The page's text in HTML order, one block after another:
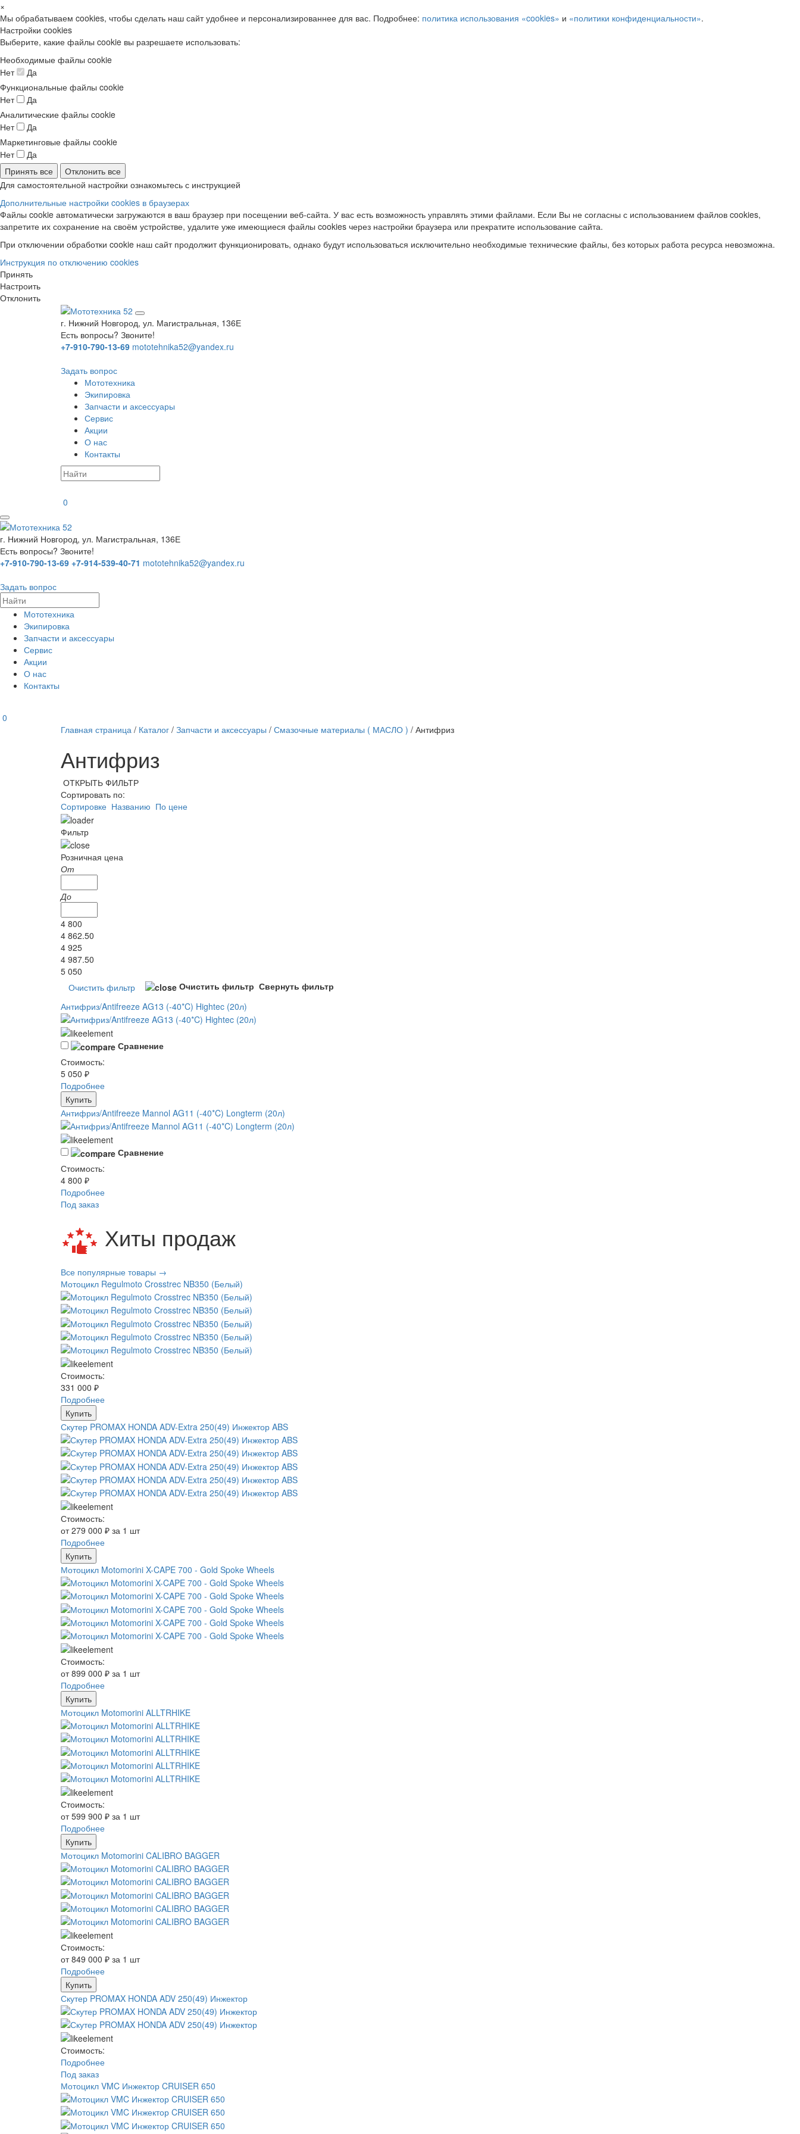
×
Мы обрабатываем cookies, чтобы сделать наш сайт удобнее и персонализированнее для вас. Подробнее: политика использования «cookies» и «политики конфиденциальности».
Настройки cookies
Выберите, какие файлы cookie вы разрешаете использовать:
Необходимые файлы cookie
Нет
Да
Функциональные файлы cookie
Нет
Да
Аналитические файлы cookie
Нет
Да
Маркетинговые файлы cookie
Нет
Да
Принять все
Отклонить все
Для самостоятельной настройки ознакомьтесь с инструкцией
Дополнительные настройки cookies в браузерах
Файлы cookie автоматически загружаются в ваш браузер при посещении веб-сайта. У вас есть возможность управлять этими файлами. Если Вы не согласны с использованием файлов cookies,
запретите их сохранение на своём устройстве, удалите уже имеющиеся файлы cookies через настройки браузера или прекратите использование сайта.
При отключении обработки cookie наш сайт продолжит функционировать, однако будут использоваться исключительно необходимые технические файлы, без которых работа ресурса невозможна.
Инструкция по отключению cookies
Принять
Настроить
Отклонить
г. Нижний Новгород, ул. Магистральная, 136Е
Есть вопросы? Звоните!
+7-910-790-13-69 mototehnika52@yandex.ru
Задать вопрос
Мототехника
Экипировка
Запчасти и аксессуары
Сервис
Акции
О нас
Контакты
0
г. Нижний Новгород, ул. Магистральная, 136Е
Есть вопросы? Звоните!
+7-910-790-13-69 +7-914-539-40-71 mototehnika52@yandex.ru
Задать вопрос
Мототехника
Экипировка
Запчасти и аксессуары
Сервис
Акции
О нас
Контакты
0
Главная страница / Каталог / Запчасти и аксессуары / Смазочные материалы ( МАСЛО ) / Антифриз
Антифриз
ОТКРЫТЬ ФИЛЬТР
Сортировать по:
Сортировке Названию По цене
Фильтр
Розничная цена
От
До
4 800
4 862.50
4 925
4 987.50
5 050
Очистить фильтр Свернуть фильтр
Антифриз/Antifreeze AG13 (-40*C) Hightec (20л)
Сравнение
Стоимость:
5 050 ₽
Подробнее
Купить
Антифриз/Antifreeze Mannol AG11 (-40*C) Longterm (20л)
Сравнение
Стоимость:
4 800 ₽
Подробнее
Под заказ
Хиты продаж
Все популярные товары →
Мотоцикл Regulmoto Crosstrec NB350 (Белый)
Стоимость:
331 000 ₽
Подробнее
Купить
Скутер PROMAX HONDA ADV-Extra 250(49) Инжектор ABS
Стоимость:
от 279 000 ₽ за 1 шт
Подробнее
Купить
Мотоцикл Motomorini X-CAPE 700 - Gold Spoke Wheels
Стоимость:
от 899 000 ₽ за 1 шт
Подробнее
Купить
Мотоцикл Motomorini ALLTRHIKE
Стоимость:
от 599 900 ₽ за 1 шт
Подробнее
Купить
Мотоцикл Motomorini CALIBRO BAGGER
Стоимость:
от 849 000 ₽ за 1 шт
Подробнее
Купить
Скутер PROMAX HONDA ADV 250(49) Инжектор
Стоимость:
Подробнее
Под заказ
Мотоцикл VMC Инжектор CRUISER 650